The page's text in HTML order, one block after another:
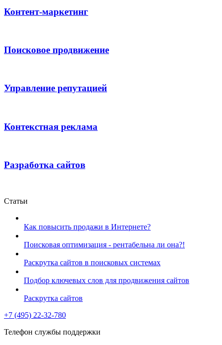
Контент-маркетинг
Поисковое продвижение
Управление репутацией
Контекстная реклама
Разработка сайтов
Статьи
Как повысить продажи в Интернете?
Поисковая оптимизация - рентабельна ли она?!
Раскрутка сайтов в поисковых системах
Подбор ключевых слов для продвижения сайтов
Раскрутка сайтов
+7 (495) 22-32-780
Телефон службы поддержки